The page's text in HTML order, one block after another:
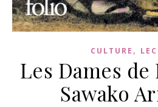
CULTURE ,
Les Dames
Sawako